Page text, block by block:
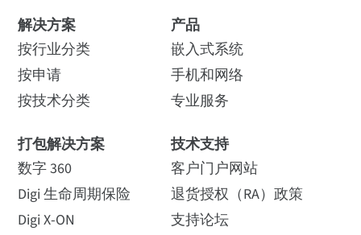
解决方案
按行业分类
按申请
按技术分类
打包解决方案
数字 360
Digi 生命周期保险
Digi X-ON
产品
嵌入式系统
手机和网络
专业服务
技术支持
客户门户网站
退货授权（RA）政策
支持论坛